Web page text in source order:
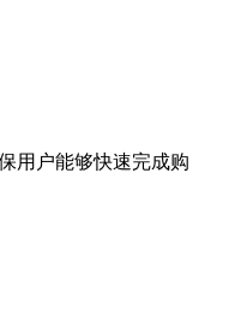
用户能够快速完成购